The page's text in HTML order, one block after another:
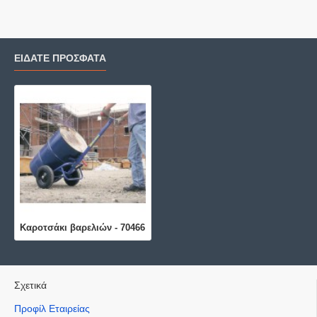
ΕΙΔΑΤΕ ΠΡΟΣΦΑΤΑ
Καροτσάκι βαρελιών - 70466
Σχετικά
Προφίλ Εταιρείας